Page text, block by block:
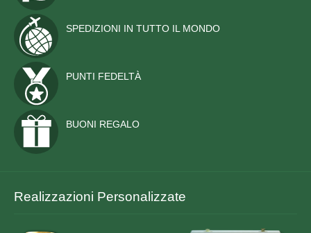
SPEDIZIONI IN TUTTO IL MONDO
PUNTI FEDELTÀ
BUONI REGALO
Realizzazioni Personalizzate